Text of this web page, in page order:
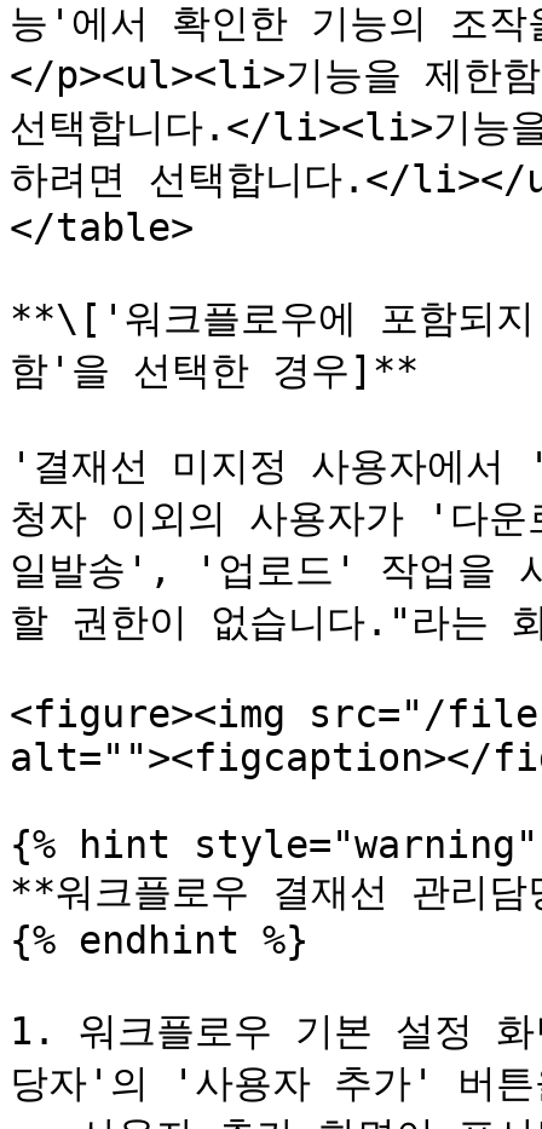
능'에서 확인한 기능의 조
</p><ul><li>기능을 제한
선택합니다.</li><li>기능
하려면 선택합니다.</
</table>
**\['워크플로우에 포함되
함'을 선택한 경우]**
'결재선 미지정 사용자에
청자 이외의 사용자가 '다
일발송', '업로드' 작업을
할 권한이 없습니다."라는
<figure><img src="/
alt=""><figcaption></
{% hint style="warning"
**워크플로우 결재선 관리
{% endhint %}
1. 워크플로우 기본 설정
당자'의 '사용자 추가' 버